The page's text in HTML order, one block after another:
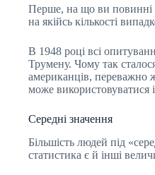
Перше, на що ви повинні
на якійсь кількості
В 1948 році всі
Трумену. Чому так
американців, переважно
може використовуватися
Середні значення
Більшість людей під
статистика є й інші